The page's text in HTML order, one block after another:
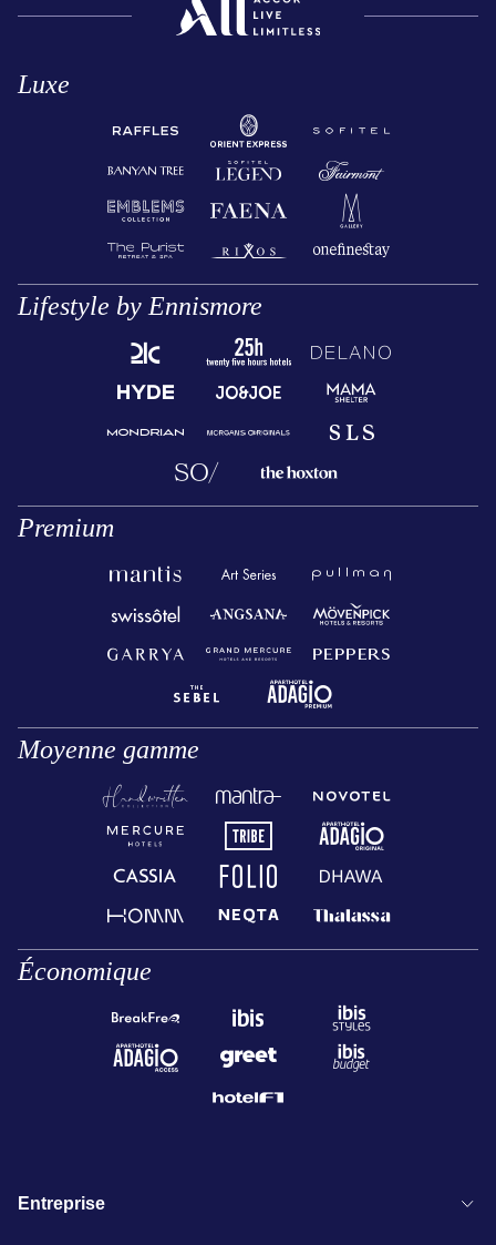
Luxe
Lifestyle by Ennismore
Premium
Moyenne gamme
Économique
Entreprise